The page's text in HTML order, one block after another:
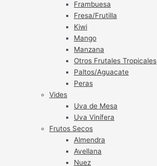
Frambuesa
Fresa/Frutilla
Kiwi
Mango
Manzana
Otros Frutales Tropicales
Paltos/Aguacate
Peras
Vides
Uva de Mesa
Uva Vinífera
Frutos Secos
Almendra
Avellana
Nuez